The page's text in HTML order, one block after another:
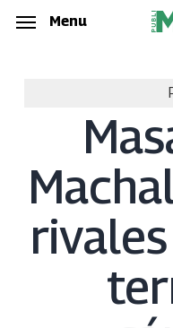
Skip
Menu
Menu